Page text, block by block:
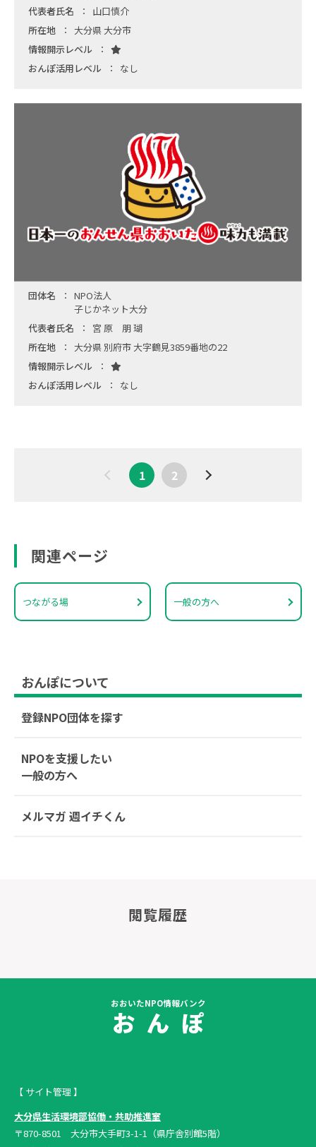
代表者氏名
山口慎介
所在地
大分県 大分市
情報開示レベル
おんぽ活用レベル
なし
団体名
NPO法人
子じかネット大分
代表者氏名
宮 原 朋 瑚
所在地
大分県 別府市 大字鶴見3859番地の22
情報開示レベル
おんぽ活用レベル
なし
1 2
関連ページ
つながる場 一般の方へ
おんぽについて
登録NPO団体を探す
NPOを支援したい
一般の方へ
メルマガ 週イチくん
閲覧履歴
おおいたNPO情報バンク
お ん ぽ
【 サイト管理 】
大分県生活環境部協働・共助推進室
〒870-8501 大分市大手町3-1-1（県庁舎別館5階）